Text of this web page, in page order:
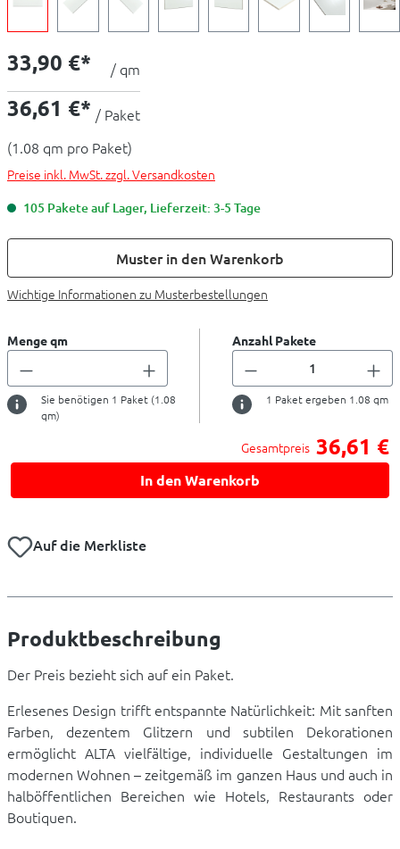
33,90 €* / qm
36,61 €* / Paket
(1.08 qm pro Paket)
Preise inkl. MwSt. zzgl. Versandkosten
105 Pakete auf Lager, Lieferzeit: 3-5 Tage
Muster in den Warenkorb
Wichtige Informationen zu Musterbestellungen
Menge qm
Sie benötigen 1 Paket (1.08
qm)
Anzahl Pakete
1 Paket ergeben 1.08 qm
Gesamtpreis 36,61 €
In den Warenkorb
Auf die Merkliste
Produktbeschreibung
Der Preis bezieht sich auf ein Paket.
Erlesenes Design trifft entspannte Natürlichkeit: Mit sanften
Farben, dezentem Glitzern und subtilen Dekorationen
ermöglicht ALTA vielfältige, individuelle Gestaltungen im
modernen Wohnen – zeitgemäß im ganzen Haus und auch in
halböffentlichen Bereichen wie Hotels, Restaurants oder
Boutiquen.